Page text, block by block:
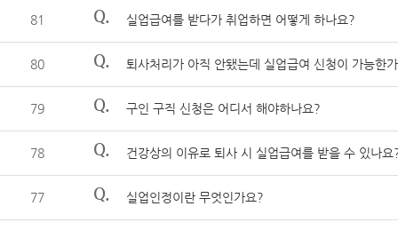
81 Q. 실업급여를 받다가 취업하면 어떻게 하나요?
80 Q. 퇴사처리가 아직 안됐는데 실업급여 신청이 가능한
79 Q. 구인 구직 신청은 어디서 해야하나요?
78 Q. 건강상의 이유로 퇴사 시 실업급여를 받을 수 있나요
77 Q. 실업인정이란 무엇인가요?